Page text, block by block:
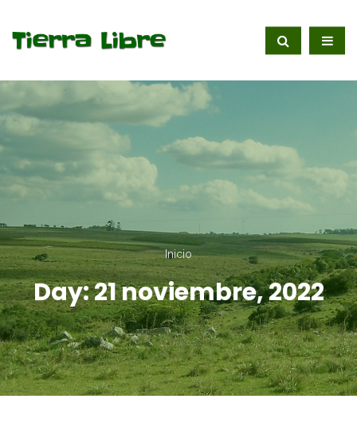
Inicio
Day:21 noviembre, 2022